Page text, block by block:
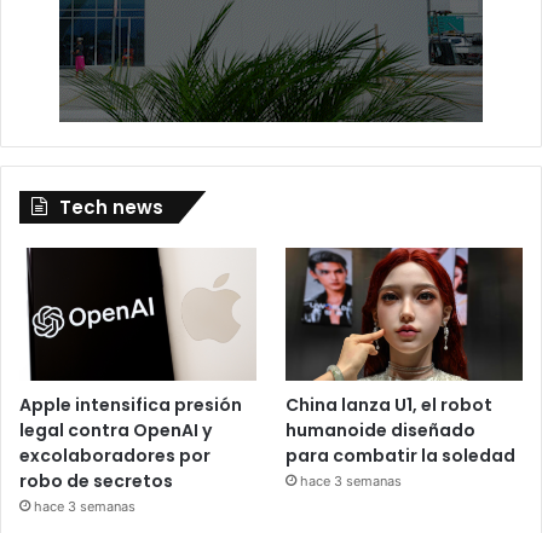
Tech news
Apple intensifica presión
legal contra OpenAI y
excolaboradores por
robo de secretos
hace 3 semanas
China lanza U1, el robot
humanoide diseñado
para combatir la soledad
hace 3 semanas